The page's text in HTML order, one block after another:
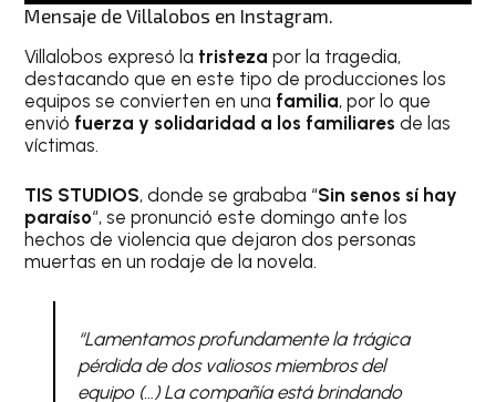
Mensaje de Villalobos en Instagram.
Villalobos expresó la tristeza por la tragedia,
destacando que en este tipo de producciones los
equipos se convierten en una familia, por lo que
envió fuerza y solidaridad a los familiares de las
víctimas.
TIS STUDIOS, donde se grababa “Sin senos sí hay
paraíso“, se pronunció este domingo ante los
hechos de violencia que dejaron dos personas
muertas en un rodaje de la novela.
“Lamentamos profundamente la trágica
pérdida de dos valiosos miembros del
equipo (…) La compañía está brindando